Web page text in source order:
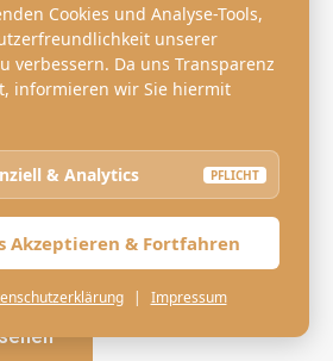
Latte Macchiato –
höchste Qualität und
Cookies und Analyse-Tools,
unserer
verbessern. Da uns Transparenz
informieren wir Sie hiermit
& Analytics PFLICHT
Akzeptieren & Fortfahren
| Impressum